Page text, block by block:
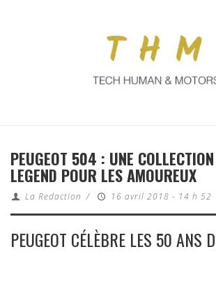
PEUGEOT 504 : UNE
LEGEND POUR LES AMOUREUX
La Redaction / 16 avril 2018 - 14 h 52
PEUGEOT CÉLÈBRE LES 50 ANS